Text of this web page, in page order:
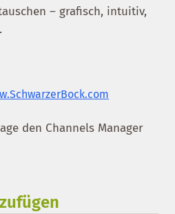
– grafisch, intuitiv,
den Channels Manager